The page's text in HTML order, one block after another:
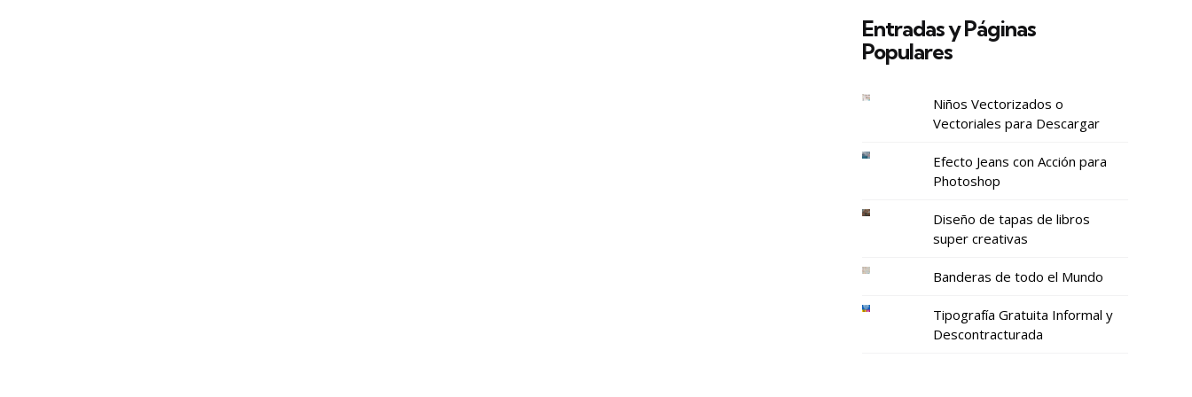
Entradas y Páginas
Populares
Niños Vectorizados o
Vectoriales para Descargar
Efecto Jeans con Acción para
Photoshop
Diseño de tapas de libros
super creativas
Banderas de todo el Mundo
Tipografía Gratuita Informal y
Descontracturada